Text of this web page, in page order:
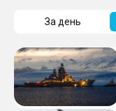
За день